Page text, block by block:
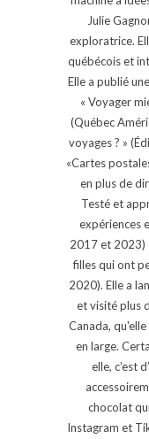
Julie
exploratrice.
québécois et
Elle a publié
« Voyager
(Québec
voyages ? »
«Cartes
en plus de
Testé et
expériences
2017 et 2023)
filles qui ont
2020). Elle a
et visité plus
Canada,
en large.
elle, c’est
chocolat
Instagram et